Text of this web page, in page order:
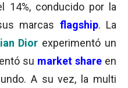
14%, conducido por la
marcas flagship. La
Dior experimentó un
su market share en
A su vez, la multi